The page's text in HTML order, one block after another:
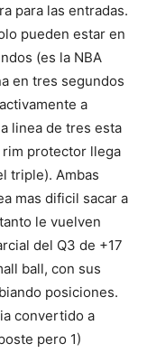
para las entradas.
pueden estar en
(es la NBA
en tres segundos
a
linea de tres esta
rim protector llega
triple). Ambas
mas dificil sacar a
le vuelven
del Q3 de +17
ball, con sus
posiciones.
convertido a
pero 1)